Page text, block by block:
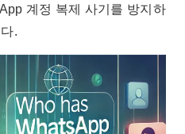
계정 복제 사기를 방지하
.